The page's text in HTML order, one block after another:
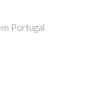
Portugal